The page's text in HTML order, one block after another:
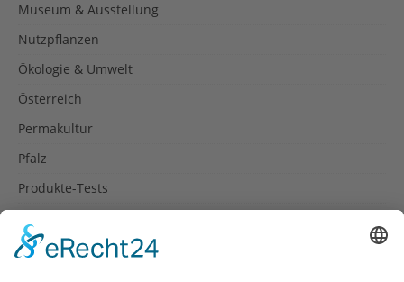
Museum & Ausstellung
Nutzpflanzen
Ökologie & Umwelt
Österreich
Permakultur
Pfalz
Produkte-Tests
Rezepte